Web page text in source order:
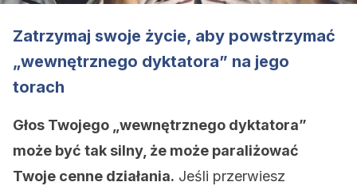
Zatrzymaj swoje życie, aby powstrzymać
„wewnętrznego dyktatora” na jego
torach
Głos Twojego „wewnętrznego dyktatora”
może być tak silny, że może paraliżować
Twoje cenne działania. Jeśli przerwiesz